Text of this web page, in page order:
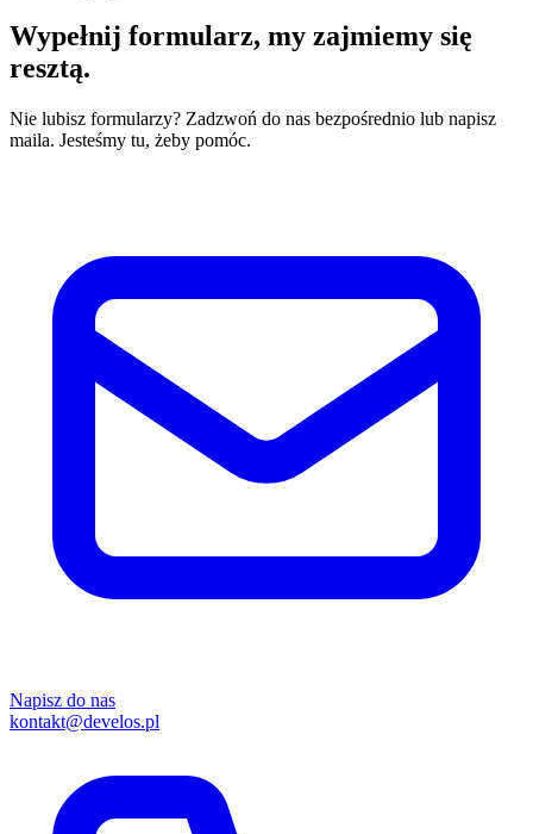
Wypełnij formularz, my zajmiemy się
resztą.
Nie lubisz formularzy? Zadzwoń do nas bezpośrednio lub napisz
maila. Jesteśmy tu, żeby pomóc.
Napisz do nas
kontakt@develos.pl